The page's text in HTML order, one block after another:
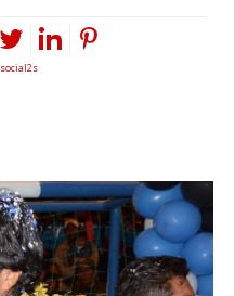
social2s